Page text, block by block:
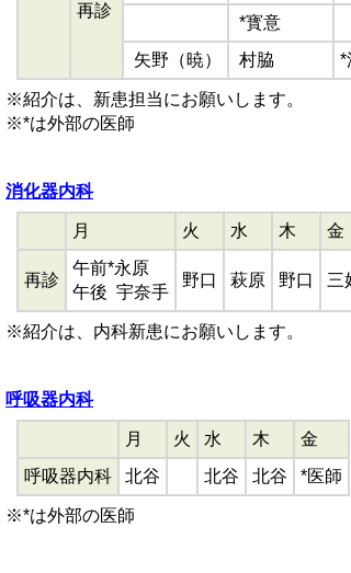
再診
*寳意
矢野（暁）
村脇 *
※紹介は、新患担当にお願いします。
※*は外部の医師
消化器内科
月 火 水 木 金
再診
午前*永原
午後 宇奈手
野口 萩原 野口 三
※紹介は、内科新患にお願いします。
呼吸器内科
月 火 水 木
金
呼吸器内科
北谷 北谷 北谷 *医師
※*は外部の医師